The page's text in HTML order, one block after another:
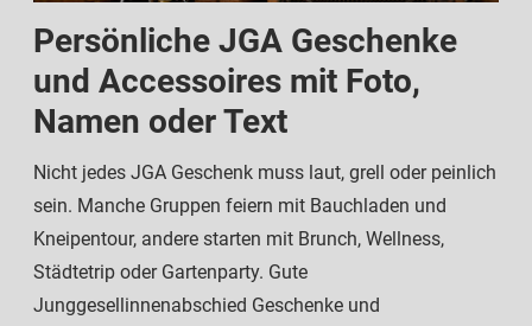
Persönliche JGA Geschenke
und Accessoires mit Foto,
Namen oder Text
Nicht jedes JGA Geschenk muss laut, grell oder peinlich
sein. Manche Gruppen feiern mit Bauchladen und
Kneipentour, andere starten mit Brunch, Wellness,
Städtetrip oder Gartenparty. Gute
Junggesellinnenabschied Geschenke und